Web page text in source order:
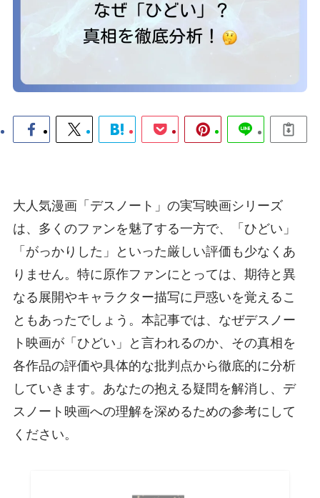
大人気漫画「デスノート」の実写映画シリーズ
は、多くのファンを魅了する一方で、「ひどい」
「がっかりした」といった厳しい評価も少なくあ
りません。特に原作ファンにとっては、期待と異
なる展開やキャラクター描写に戸惑いを覚えるこ
ともあったでしょう。本記事では、なぜデスノー
ト映画が「ひどい」と言われるのか、その真相を
各作品の評価や具体的な批判点から徹底的に分析
していきます。あなたの抱える疑問を解消し、デ
スノート映画への理解を深めるための参考にして
ください。